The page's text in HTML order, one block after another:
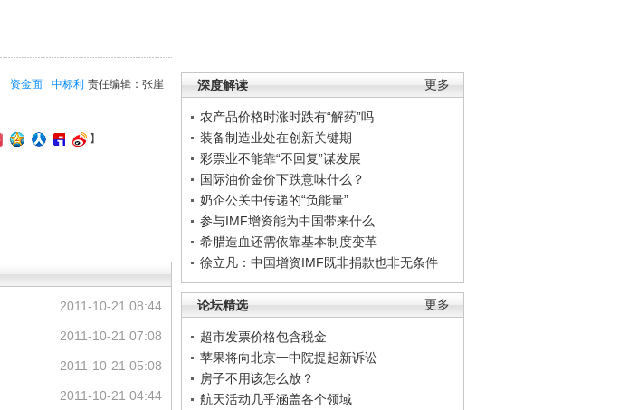
更多
深度解读
农产品价格时涨时跌有“解药”吗
装备制造业处在创新关键期
彩票业不能靠“不回复”谋发展
国际油价金价下跌意味什么？
奶企公关中传递的“负能量”
参与IMF增资能为中国带来什么
希腊造血还需依靠基本制度变革
徐立凡：中国增资IMF既非捐款也非无条件
更多
论坛精选
超市发票价格包含税金
苹果将向北京一中院提起新诉讼
房子不用该怎么放？
航天活动几乎涵盖各个领域
责任编辑：张崖
资金面
中标利
】
2011-10-21 08:44
2011-10-21 07:08
2011-10-21 05:08
2011-10-21 04:44